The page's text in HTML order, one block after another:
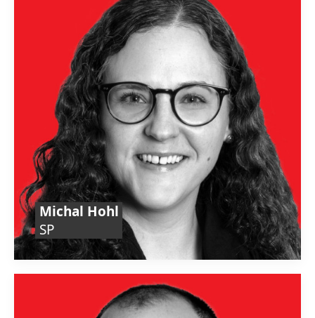
Michal Hohl
SP